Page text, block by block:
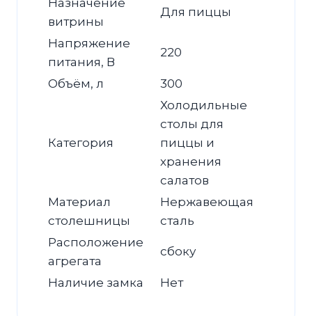
витрины
Для пиццы
Напряжение
питания, В
220
Объём, л 300
Категория
Холодильные
столы для
пиццы и
хранения
салатов
Материал
столешницы
Нержавеющая
сталь
Расположение
агрегата
сбоку
Наличие замка Нет